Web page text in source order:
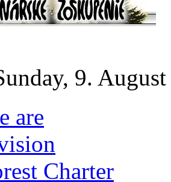
9.
are
Charter